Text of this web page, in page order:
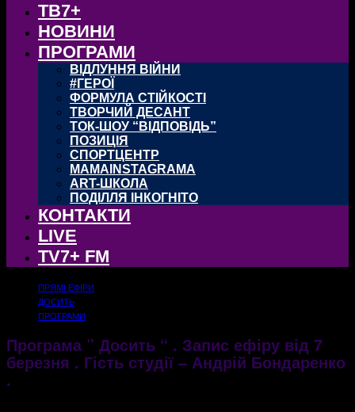
ТВ7+
НОВИНИ
ПРОГРАМИ
ВІДЛУННЯ ВІЙНИ
#ГЕРОЇ
ФОРМУЛА СТІЙКОСТІ
ТВОРЧИЙ ДЕСАНТ
ТОК-ШОУ “ВІДПОВІДЬ”
ПОЗИЦІЯ
СПОРТЦЕНТР
MAMAINSTAGRAMA
ART-ШКОЛА
ПОДІЛЛЯ ІНКОГНІТО
КОНТАКТИ
LIVE
TV7+ FM
ПРЯМІ ЕФІРИ
ДОСИТЬ
ПРОГРАМИ
Програма ” Досить “ . Запис ефіру від 7
березня . Гість студії – Андрій Бондаренко
.